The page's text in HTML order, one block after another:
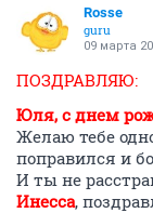
Rosse
guru
09 марта
ПОЗДРАВЛЯЮ:
Юля, с днем
Желаю тебе
поправился и
И ты не
Инесса,